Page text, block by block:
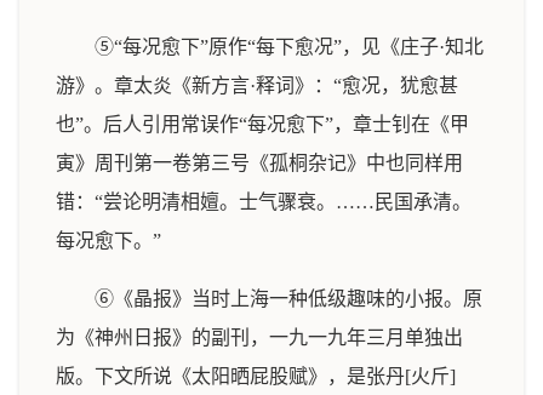
⑤“每况愈下”原作“每下愈况”，见《庄子·知北
游》。章太炎《新方言·释词》：“愈况，犹愈甚
也”。后人引用常误作“每况愈下”，章士钊在《甲
寅》周刊第一卷第三号《孤桐杂记》中也同样用
错：“尝论明清相嬗。士气骤衰。……民国承清。
每况愈下。”
⑥《晶报》当时上海一种低级趣味的小报。原
为《神州日报》的副刊，一九一九年三月单独出
版。下文所说《太阳晒屁股赋》，是张丹[火斤]